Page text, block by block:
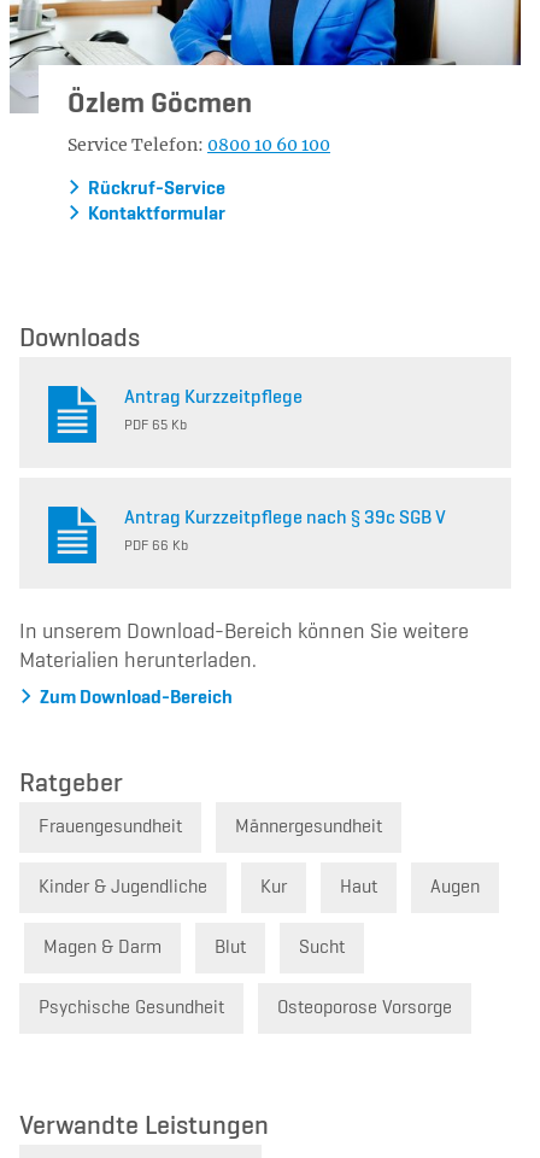
Özlem Göcmen
Service Telefon: 0800 10 60 100
Rückruf-Service
Kontaktformular
Downloads
Antrag Kurzzeitpflege
PDF 65 Kb
Antrag Kurzzeitpflege nach § 39c SGB V
PDF 66 Kb
In unserem Download-Bereich können Sie weitere
Materialien herunterladen.
Zum Download-Bereich
Ratgeber
Frauengesundheit Männergesundheit
Kinder & Jugendliche Kur Haut Augen
Magen & Darm Blut Sucht
Psychische Gesundheit Osteoporose Vorsorge
Verwandte Leistungen